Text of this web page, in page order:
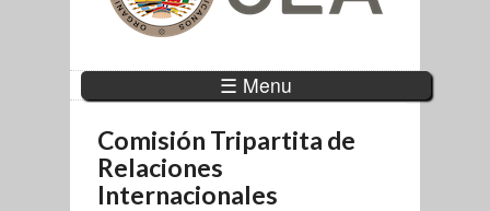
☰ Menu
Comisión Tripartita de
Relaciones
Internacionales